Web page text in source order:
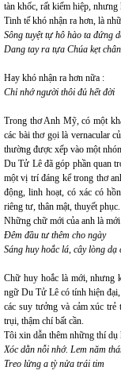
tàn khốc, rất kiếm hiệp,
Tinh tế khó nhận ra hơn, là
Sông tuyệt tự hô hào ta đứng
Dang tay ra tựa Chúa kẹt
Hay khó nhận ra hơn nữa :
Chỉ nhớ người thôi đủ hết đời
Trong thơ Anh Mỹ, có một
các bài thơ gọi là vernacular
thường được xếp vào một
Du Tử Lê đã góp phần quan
một vị trí đáng kể trong thơ
động, linh hoạt, có xác có
riêng tư, thân mật, thuyết phục.
Những chữ mới của anh là
Đêm đầu tư thêm cho ngày
Sáng huy hoắc lá, cây lòng dạ
Chữ huy hoắc là mới, nhưng
ngữ Du Tử Lê có tính hiện
các suy tưởng và cảm xúc
trụi, thậm chí bất cần.
Tôi xin dẫn thêm những thí dụ
Xóc dằn nỗi nhớ. Lem năm
Treo lửng a tỳ nửa trái tim